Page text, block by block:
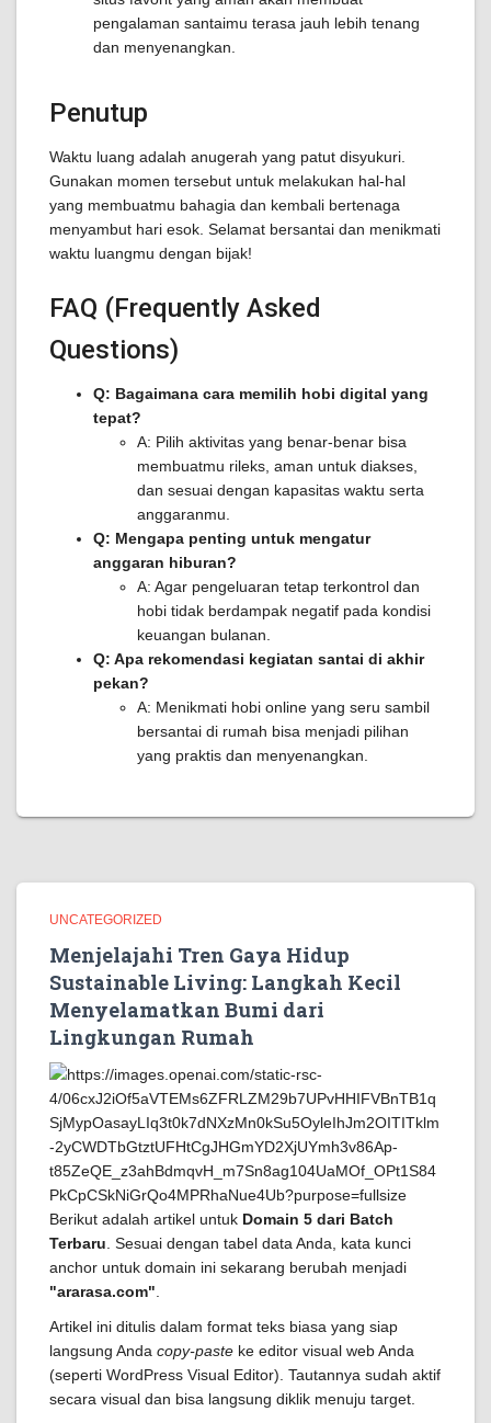
pengalaman santaimu terasa jauh lebih tenang
dan menyenangkan.
Penutup
Waktu luang adalah anugerah yang patut disyukuri.
Gunakan momen tersebut untuk melakukan hal-hal
yang membuatmu bahagia dan kembali bertenaga
menyambut hari esok. Selamat bersantai dan menikmati
waktu luangmu dengan bijak!
FAQ (Frequently Asked
Questions)
Q: Bagaimana cara memilih hobi digital yang
tepat?
A: Pilih aktivitas yang benar-benar bisa
membuatmu rileks, aman untuk diakses,
dan sesuai dengan kapasitas waktu serta
anggaranmu.
Q: Mengapa penting untuk mengatur
anggaran hiburan?
A: Agar pengeluaran tetap terkontrol dan
hobi tidak berdampak negatif pada kondisi
keuangan bulanan.
Q: Apa rekomendasi kegiatan santai di akhir
pekan?
A: Menikmati hobi online yang seru sambil
bersantai di rumah bisa menjadi pilihan
yang praktis dan menyenangkan.
UNCATEGORIZED
Menjelajahi Tren Gaya Hidup
Sustainable Living: Langkah Kecil
Menyelamatkan Bumi dari
Lingkungan Rumah
Berikut adalah artikel untuk Domain 5 dari Batch
Terbaru . Sesuai dengan tabel data Anda, kata kunci
anchor untuk domain ini sekarang berubah menjadi
"ararasa.com"
Artikel ini ditulis dalam format teks biasa yang siap
langsung Anda copy-paste ke editor visual web Anda
(seperti WordPress Visual Editor). Tautannya sudah aktif
secara visual dan bisa langsung diklik menuju target.